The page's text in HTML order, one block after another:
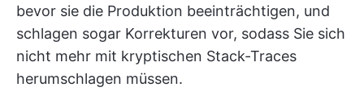
bevor sie die Produktion beeinträchtigen, und
schlagen sogar Korrekturen vor, sodass Sie sich
nicht mehr mit kryptischen Stack-Traces
herumschlagen müssen.